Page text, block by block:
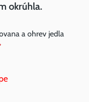
okrúhla.
a ohrev jedla